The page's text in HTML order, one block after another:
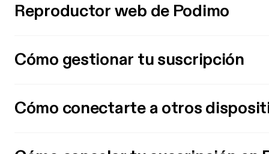
Reproductor web de Podimo
Cómo gestionar tu suscripción
Cómo conectarte a otros